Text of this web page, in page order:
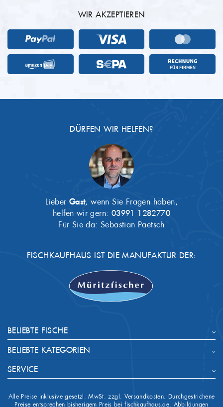
WIR AKZEPTIEREN
DÜRFEN WIR HELFEN?
Lieber Gast, wenn Sie Fragen haben,
helfen wir gern: 03991 1282770
Für Sie da: Sebastian Paetsch
FISCHKAUFHAUS IST DIE MANUFAKTUR DER:
BELIEBTE FISCHE
BELIEBTE KATEGORIEN
SERVICE
Alle Preise inklusive gesetzl. MwSt. zzgl. Versandkosten. Durchgestrichene
Preise entsprechen bisherigem Preis beifischkaufhaus.de. Abbildungen